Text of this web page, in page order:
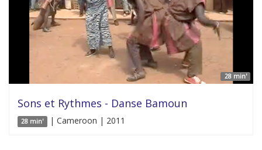
28 min'
Sons et Rythmes - Danse Bamoun
28 min' | Cameroon | 2011